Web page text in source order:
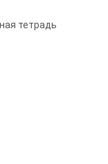
тетрадь